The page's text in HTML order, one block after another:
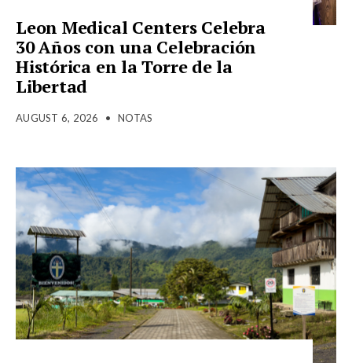
Leon Medical Centers Celebra
30 Años con una Celebración
Histórica en la Torre de la
Libertad
AUGUST 6, 2026 • NOTAS